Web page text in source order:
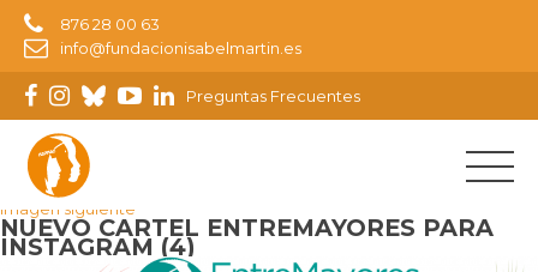
876 28 00 63
info@fundacionisabelmartin.es
Preguntas Frecuentes
Imagen anterior
Imagen siguiente
NUEVO CARTEL ENTREMAYORES PARA
INSTAGRAM (4)